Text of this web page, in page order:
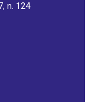
n. 124